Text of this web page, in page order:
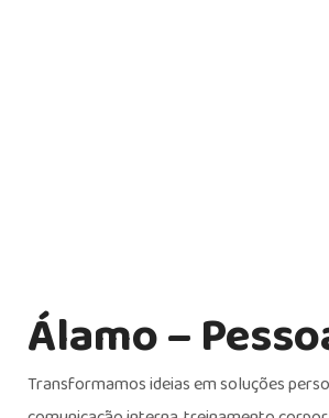
Álamo –
Transformamos ideias em soluções